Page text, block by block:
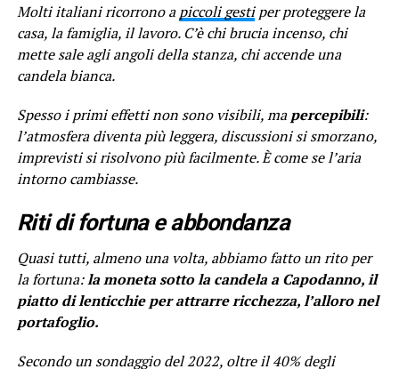
Molti italiani ricorrono apiccoli gestiper proteggere la
casa, la famiglia, il lavoro. C’è chi brucia incenso, chi
mette sale agli angoli della stanza, chi accende una
candela bianca.
Spesso i primi effetti non sono visibili, mapercepibili:
l’atmosfera diventa più leggera, discussioni si smorzano,
imprevisti si risolvono più facilmente. È come se l’aria
intorno cambiasse.
Riti di fortuna e abbondanza
Quasi tutti, almeno una volta, abbiamo fatto un rito per
la fortuna:la moneta sotto la candela a Capodanno, il
piatto di lenticchie per attrarre ricchezza, l’alloro nel
portafoglio.
Secondo un sondaggio del 2022, oltre il 40% degli